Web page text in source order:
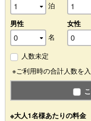
泊
男性
名
女性
人数未定
※ご利用時の合計人数を
※大人1名様あたりの料金